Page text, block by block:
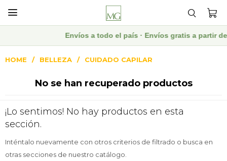

Envíos a todo el país · Envíos gratis a partir
HOME BELLEZA CUIDADO CAPILAR
No se han recuperado productos
¡Lo sentimos! No hay productos en esta
sección.
Inténtalo nuevamente con otros criterios de filtrado o busca en
otras secciones de nuestro catálogo.